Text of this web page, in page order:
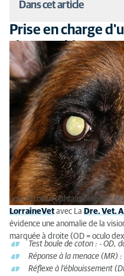
Dans cet article
Prise en charge d'un
Que dire sur les
Prise en charge
chez un chien
Lors du bilan ophtalmologique
LorraineVet avec La Dre. Vet.
évidence une anomalie de la
marquée à droite (OD = oculo
Test boule de coton : - OD,
Réponse à la menace (MR)
Réflexe à l’éblouissement